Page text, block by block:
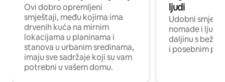
Ovi dobro opremljeni
smještaji, među kojima ima
drvenih kuća na mirnim
lokacijama u planinama i
stanova u urbanim sredinama,
imaju sve sadržaje koji su vam
potrebni u vašem domu.
ljudi
Udobni
nomade i ljude
daljinu s
i posebnim